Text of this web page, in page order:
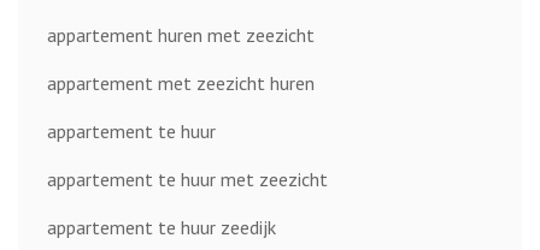
appartement huren met zeezicht
appartement met zeezicht huren
appartement te huur
appartement te huur met zeezicht
appartement te huur zeedijk